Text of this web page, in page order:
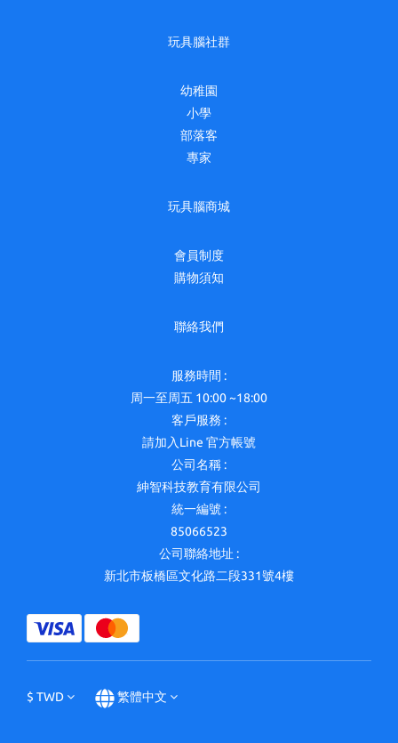
玩具腦社群
幼稚園
小學
部落客
專家
玩具腦商城
會員制度
購物須知
聯絡我們
服務時間 :
周一至周五 10:00 ~18:00
客戶服務 :
請加入Line 官方帳號
公司名稱 :
紳智科技教育有限公司
統一編號 :
85066523
公司聯絡地址 :
新北市板橋區文化路二段331號4樓
$ TWD 繁體中文